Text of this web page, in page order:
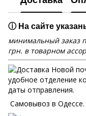
ⓘ На сайте
минимальный заказ
грн. в товарном
удобное отделение
даты отправления.
Самовывоз в Одессе.